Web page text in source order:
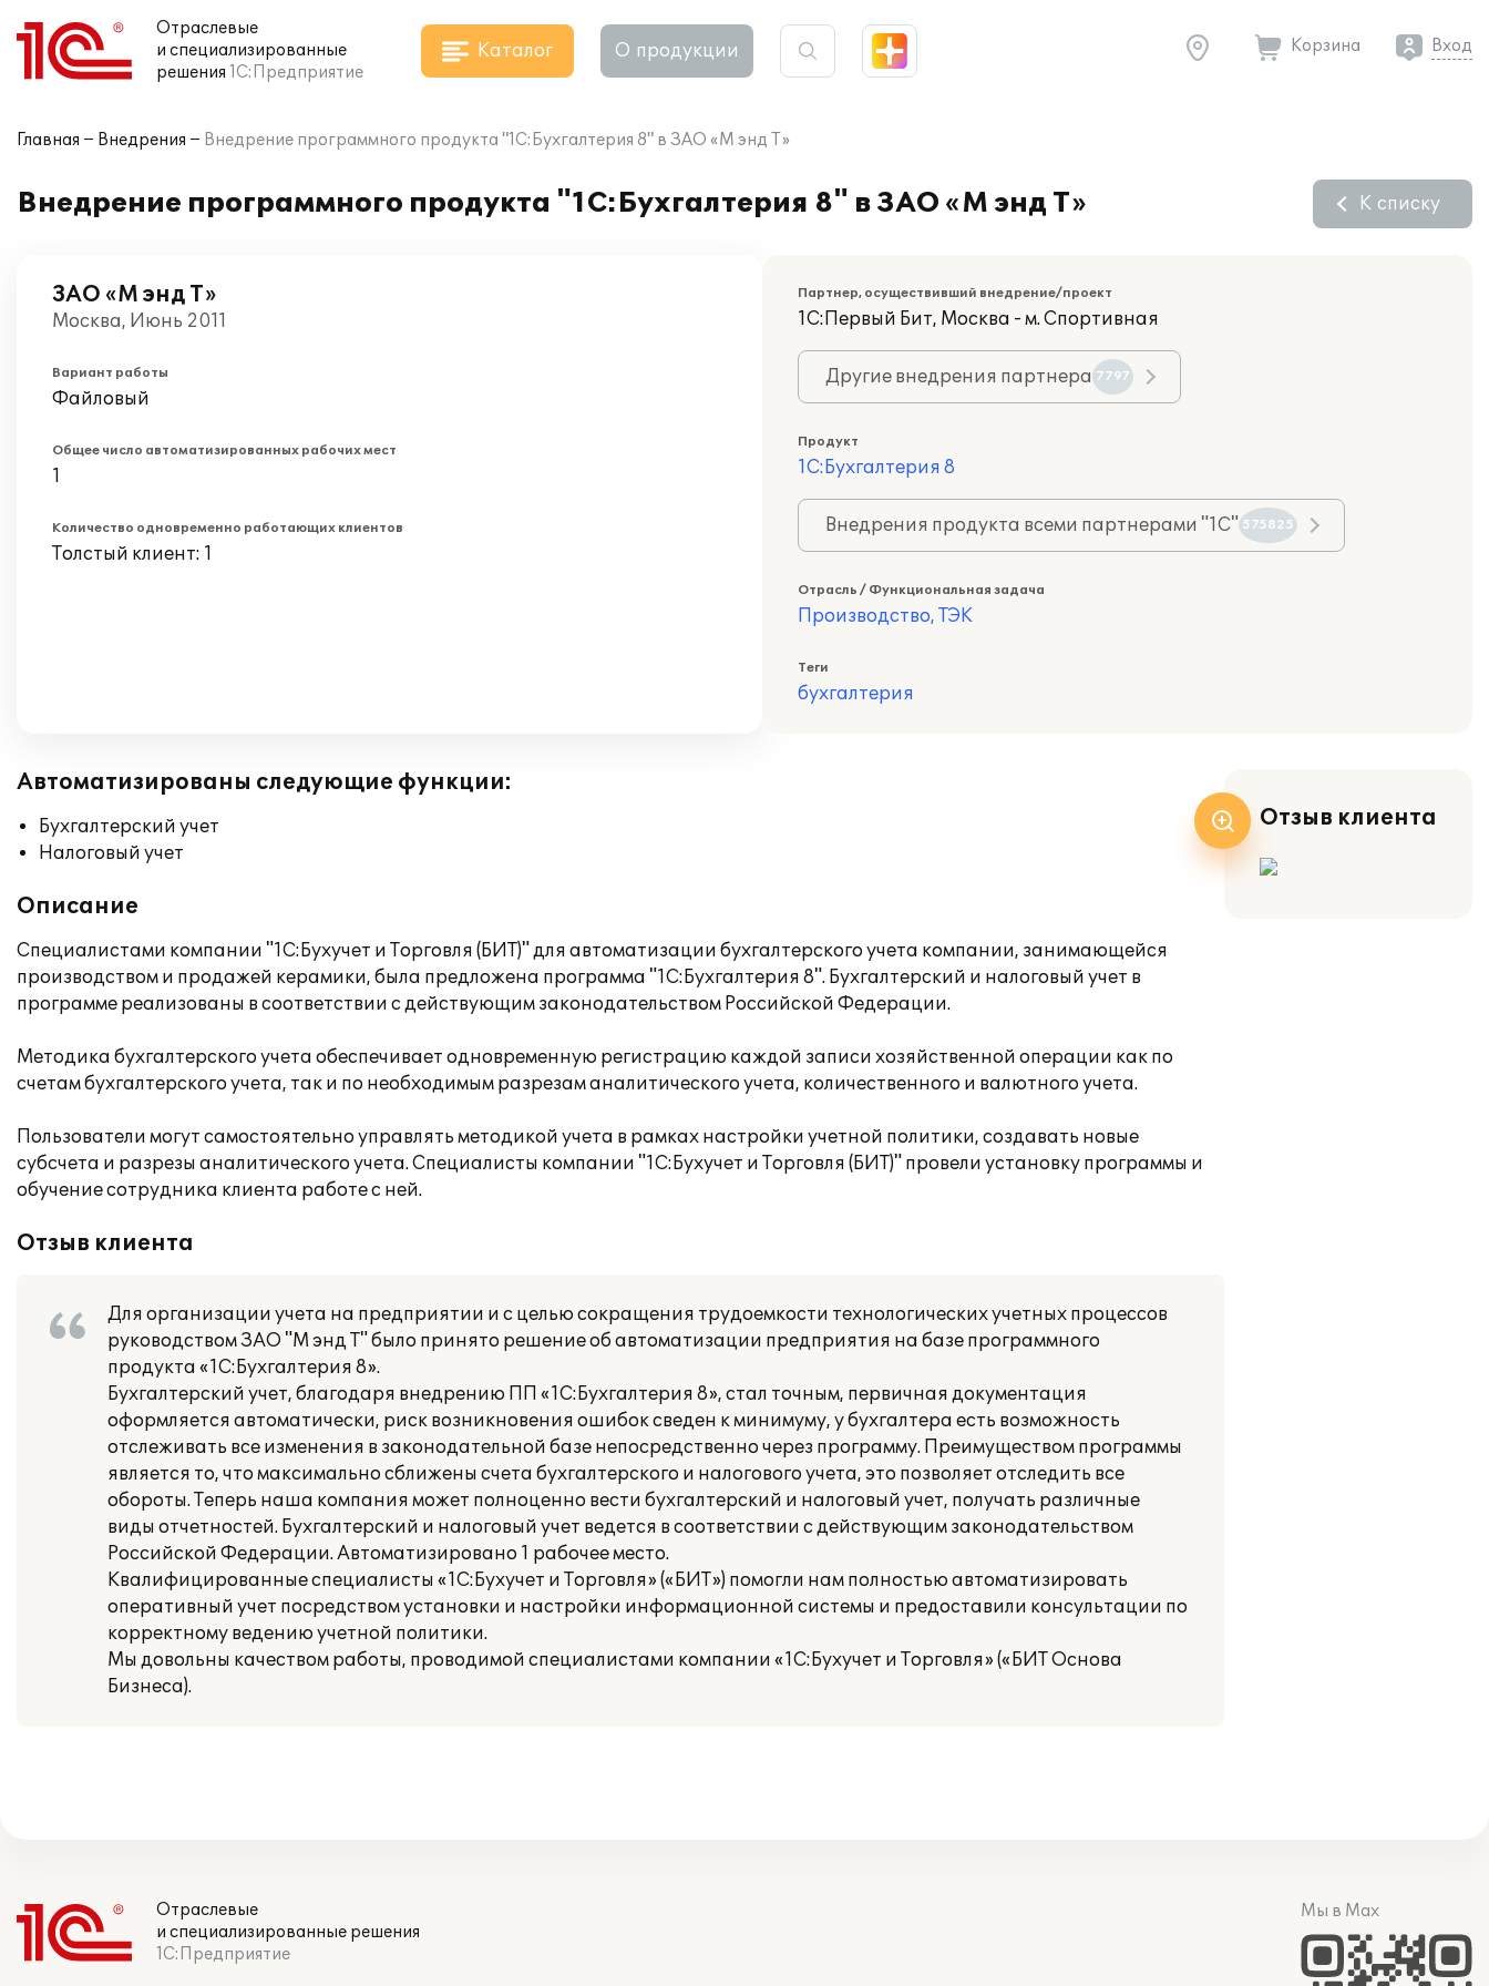
Отраслевые
и специализированные
решения 1С:Предприятие
Каталог О продукции Корзина Вход
Главная Внедрения Внедрение программного продукта "1С:Бухгалтерия 8" в ЗАО «М энд Т»
Внедрение программного продукта "1С:Бухгалтерия 8" в ЗАО «М энд Т» К списку
ЗАО «М энд Т»
Москва, Июнь 2011
Вариант работы
Файловый
Общее число автоматизированных рабочих мест
1
Количество одновременно работающих клиентов
Толстый клиент: 1
Партнер, осуществивший внедрение/проект
1С:Первый Бит, Москва - м. Спортивная
Другие внедрения партнера 7797
Продукт
1С:Бухгалтерия 8
Внедрения продукта всеми партнерами "1С" 575825
Отрасль / Функциональная задача
Производство, ТЭК
Теги
бухгалтерия
Автоматизированы следующие функции:
Бухгалтерский учет
Налоговый учет
Описание
Специалистами компании "1С:Бухучет и Торговля (БИТ)" для автоматизации бухгалтерского учета компании, занимающейся
производством и продажей керамики, была предложена программа "1С:Бухгалтерия 8". Бухгалтерский и налоговый учет в
программе реализованы в соответствии с действующим законодательством Российской Федерации.
Методика бухгалтерского учета обеспечивает одновременную регистрацию каждой записи хозяйственной операции как по
счетам бухгалтерского учета, так и по необходимым разрезам аналитического учета, количественного и валютного учета.
Пользователи могут самостоятельно управлять методикой учета в рамках настройки учетной политики, создавать новые
субсчета и разрезы аналитического учета. Специалисты компании "1С:Бухучет и Торговля (БИТ)" провели установку программы и
обучение сотрудника клиента работе с ней.
Отзыв клиента
Для организации учета на предприятии и с целью сокращения трудоемкости технологических учетных процессов
руководством ЗАО "М энд Т" было принято решение об автоматизации предприятия на базе программного
продукта «1С:Бухгалтерия 8».
Бухгалтерский учет, благодаря внедрению ПП «1С:Бухгалтерия 8», стал точным, первичная документация
оформляется автоматически, риск возникновения ошибок сведен к минимуму, у бухгалтера есть возможность
отслеживать все изменения в законодательной базе непосредственно через программу. Преимуществом программы
является то, что максимально сближены счета бухгалтерского и налогового учета, это позволяет отследить все
обороты. Теперь наша компания может полноценно вести бухгалтерский и налоговый учет, получать различные
виды отчетностей. Бухгалтерский и налоговый учет ведется в соответствии с действующим законодательством
Российской Федерации. Автоматизировано 1 рабочее место.
Квалифицированные специалисты «1С:Бухучет и Торговля» («БИТ») помогли нам полностью автоматизировать
оперативный учет посредством установки и настройки информационной системы и предоставили консультации по
корректному ведению учетной политики.
Мы довольны качеством работы, проводимой специалистами компании «1С:Бухучет и Торговля» («БИТ Основа
Бизнеса).
Отзыв клиента
Отраслевые
и специализированные решения
1С:Предприятие
Мы в Max